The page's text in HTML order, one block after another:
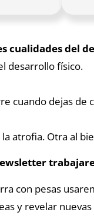
cualidades del
desarrollo físico.
cuando dejas de
atrofia. Otra al
con pesas
y revelar